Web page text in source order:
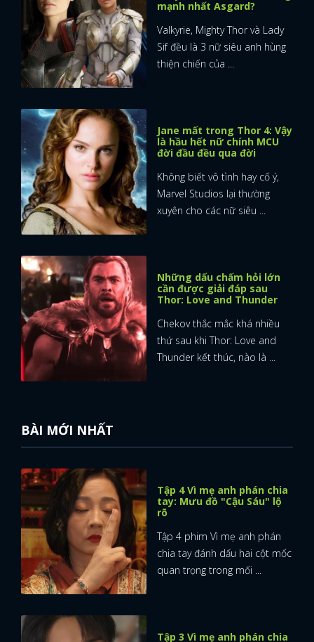
ĐĂNG NHẬP
mạnh nhất Asgard?
Valkyrie, Mighty Thor và Lady
Sif đều là 3 nữ siêu anh hùng
thiện chiến của ...
Jane mất trong Thor 4: Vậy
là hầu hết nữ chính MCU
đời đầu đều qua đời
Không biết vô tình hay cố ý,
Marvel Studios lại thường
xuyên cho các nữ siêu ...
Những dấu chấm hỏi lớn
cần được giải đáp sau
Thor: Love and Thunder
Chekov thắc mắc khá nhiều
thứ sau khi Thor: Love and
Thunder kết thúc, nào là ...
BÀI MỚI NHẤT
Tập 4 Vì mẹ anh phán chia
tay: Mưu đồ "Cậu Sáu" lộ
rõ
Tập 4 phim Vì mẹ anh phán
chia tay đánh dấu hai cột mốc
quan trọng trong mối ...
Tập 3 Vì mẹ anh phán chia